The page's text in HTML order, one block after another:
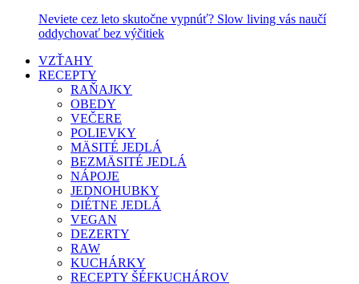
Neviete cez leto skutočne vypnúť? Slow living vás naučí
oddychovať bez výčitiek
VZŤAHY
RECEPTY
RAŇAJKY
OBEDY
VEČERE
POLIEVKY
MÄSITÉ JEDLÁ
BEZMÄSITÉ JEDLÁ
NÁPOJE
JEDNOHUBKY
DIÉTNE JEDLÁ
VEGAN
DEZERTY
RAW
KUCHÁRKY
RECEPTY ŠÉFKUCHÁROV